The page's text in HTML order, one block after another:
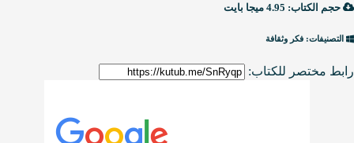
حجم الكتاب: 4.95 ميجا بايت
التصنيفات: فكر وثقافة
رابط مختصر للكتاب: